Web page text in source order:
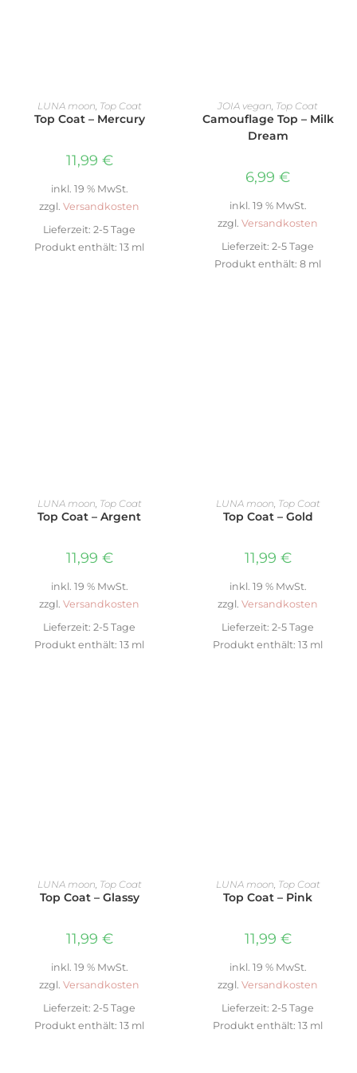
IN DEN WARENKORB
LUNA moon Top Coat
Top Coat – Mercury
11,99 €
inkl. 19 % MwSt.
zzgl. Versandkosten
Lieferzeit: 2-5 Tage
Produkt enthält: 13 ml
WEITERLESEN
JOIA vegan Top Coat
Camouflage Top – Milk
Dream
6,99 €
inkl. 19 % MwSt.
zzgl. Versandkosten
Lieferzeit: 2-5 Tage
Produkt enthält: 8 ml
IN DEN WARENKORB
LUNA moon Top Coat
Top Coat – Argent
11,99 €
inkl. 19 % MwSt.
zzgl. Versandkosten
Lieferzeit: 2-5 Tage
Produkt enthält: 13 ml
IN DEN WARENKORB
LUNA moon Top Coat
Top Coat – Gold
11,99 €
inkl. 19 % MwSt.
zzgl. Versandkosten
Lieferzeit: 2-5 Tage
Produkt enthält: 13 ml
IN DEN WARENKORB
LUNA moon Top Coat
Top Coat – Glassy
11,99 €
inkl. 19 % MwSt.
zzgl. Versandkosten
Lieferzeit: 2-5 Tage
Produkt enthält: 13 ml
IN DEN WARENKORB
LUNA moon Top Coat
Top Coat – Pink
11,99 €
inkl. 19 % MwSt.
zzgl. Versandkosten
Lieferzeit: 2-5 Tage
Produkt enthält: 13 ml